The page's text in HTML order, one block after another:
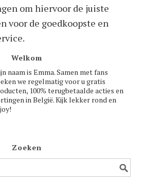
om hiervoor de juiste
voor de goedkoopste en
Welkom
naam is Emma. Samen met fans
we regelmatig voor u gratis
100% terugbetaalde acties en
in België. Kijk lekker rond en
Zoeken